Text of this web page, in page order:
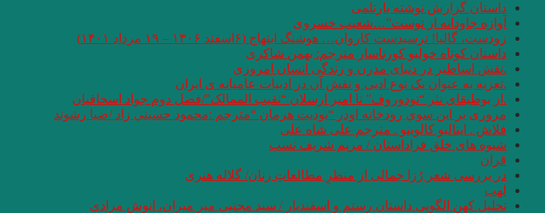
داستان گزارش نوشته بارتلمی
آوازه جاودانه از توست”…شعیب خسروی
زودست، گالیا! نرسیدست کاروان… هوشنگ ابتهاج (۶اسفند ۱۳۰۶ – ۱۹ مرداد ۱۴۰۱)
داستان کوتاه خولیو کورتاسار مترجم: بهمن شاکری
.نقش اساطیر در دنیای مدرن و زندگی انسان امروزی
.تعزیه به عنوان یک نوع ادبی و نقش آن در ادبیات عامیانه ی ایران
.از بوطیقای نثر “تودوروف” تا امیر ارسلان “نقیب الممالک”/فصل دوم جواد اسحاقیان
مروری بر اين سوي رودخانه اودر “يوديت هرمان “مترجم :محمود حسيني زاد /ضيا رشوند
فلاش . ایتالیو کالوینو . مترجم علی شاه علی
شیوه های خلق فراداستان / مریم شریف نسب
قران
در بررسی شعر رُزا جمالی از منظرِ مطالعاتِ زنان/ گلاله هنری
لهب
تحلیل کهن الگویی داستان رستم و اسفندیار / سید مجتبی میر میران، انوش مرادی